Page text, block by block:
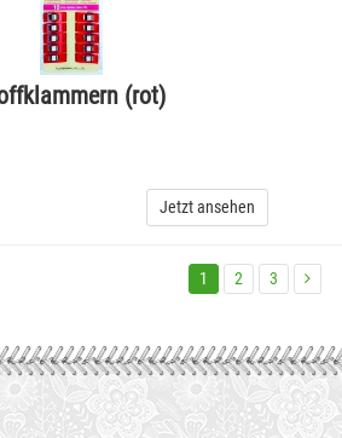
(rot)
Jetzt ansehen
1 2 3